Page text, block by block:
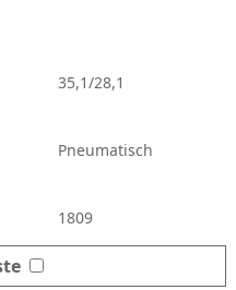
35,1/28,1
Pneumatisch
1809